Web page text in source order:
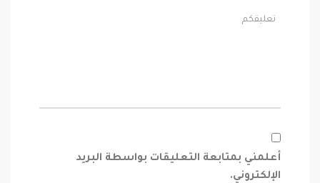
أعلمني بمتابعة التعليقات بواسطة البريد
الإلكتروني.